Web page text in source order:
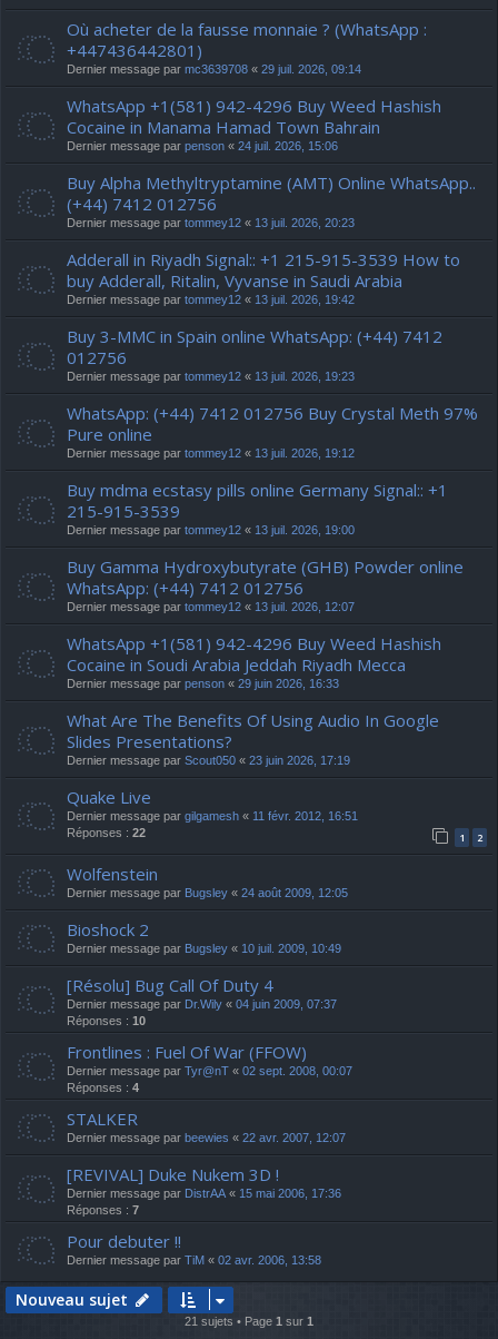
Où acheter de la fausse monnaie ? (WhatsApp :
+447436442801)
Dernier message par mc3639708 « 29 juil. 2026, 09:14
WhatsApp +1(581) 942-4296 Buy Weed Hashish
Cocaine in Manama Hamad Town Bahrain
Dernier message par penson « 24 juil. 2026, 15:06
Buy Alpha Methyltryptamine (AMT) Online WhatsApp..
(+44) 7412 012756
Dernier message par tommey12 « 13 juil. 2026, 20:23
Adderall in Riyadh Signal:: +1 215-915-3539 How to
buy Adderall, Ritalin, Vyvanse in Saudi Arabia
Dernier message par tommey12 « 13 juil. 2026, 19:42
Buy 3-MMC in Spain online WhatsApp: (+44) 7412
012756
Dernier message par tommey12 « 13 juil. 2026, 19:23
WhatsApp: (+44) 7412 012756 Buy Crystal Meth 97%
Pure online
Dernier message par tommey12 « 13 juil. 2026, 19:12
Buy mdma ecstasy pills online Germany Signal:: +1
215-915-3539
Dernier message par tommey12 « 13 juil. 2026, 19:00
Buy Gamma Hydroxybutyrate (GHB) Powder online
WhatsApp: (+44) 7412 012756
Dernier message par tommey12 « 13 juil. 2026, 12:07
WhatsApp +1(581) 942-4296 Buy Weed Hashish
Cocaine in Soudi Arabia Jeddah Riyadh Mecca
Dernier message par penson « 29 juin 2026, 16:33
What Are The Benefits Of Using Audio In Google
Slides Presentations?
Dernier message par Scout050 « 23 juin 2026, 17:19
Quake Live
Dernier message par gilgamesh « 11 févr. 2012, 16:51
Réponses : 22 1 2
Wolfenstein
Dernier message par Bugsley « 24 août 2009, 12:05
Bioshock 2
Dernier message par Bugsley « 10 juil. 2009, 10:49
[Résolu] Bug Call Of Duty 4
Dernier message par Dr.Wily « 04 juin 2009, 07:37
Réponses : 10
Frontlines : Fuel Of War (FFOW)
Dernier message par Tyr@nT « 02 sept. 2008, 00:07
Réponses : 4
STALKER
Dernier message par beewies « 22 avr. 2007, 12:07
[REVIVAL] Duke Nukem 3D !
Dernier message par DistrAA « 15 mai 2006, 17:36
Réponses : 7
Pour debuter !!
Dernier message par TiM « 02 avr. 2006, 13:58
Nouveau sujet
21 sujets • Page 1 sur 1